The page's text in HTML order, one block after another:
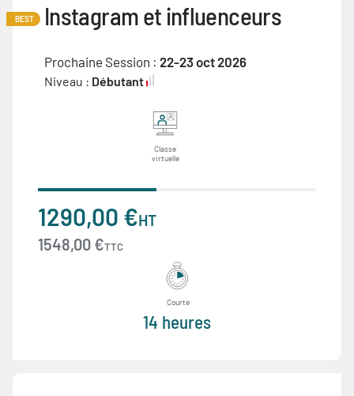
BEST Instagram et influenceurs
Prochaine Session : 22-23 oct 2026
Niveau : Débutant
Classe
virtuelle
1290,00 €HT
1548,00 €TTC
Courte
14 heures